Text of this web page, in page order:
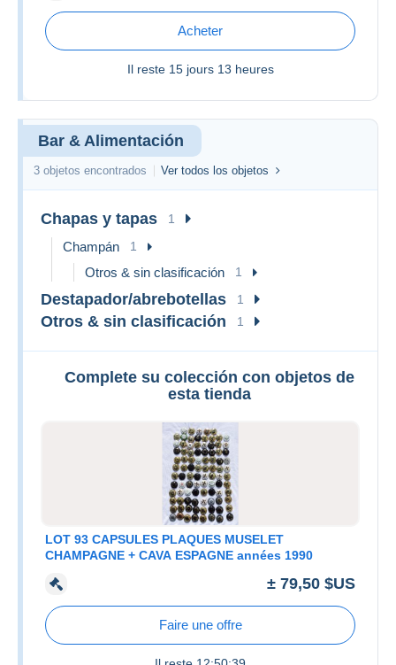
Acheter
Il reste 15 jours 13 heures
Bar & Alimentación
3 objetos encontrados Ver todos los objetos
Chapas y tapas 1
Champán 1
Otros & sin clasificación 1
Destapador/abrebotellas 1
Otros & sin clasificación 1
Complete su colección con objetos de
esta tienda
LOT 93 CAPSULES PLAQUES MUSELET
CHAMPAGNE + CAVA ESPAGNE années 1990
± 79,50 $US
Faire une offre